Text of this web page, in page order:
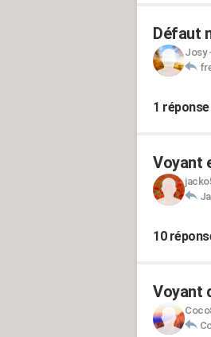
Défaut
Josy-
1 réponse
Voyant
10
Voyant